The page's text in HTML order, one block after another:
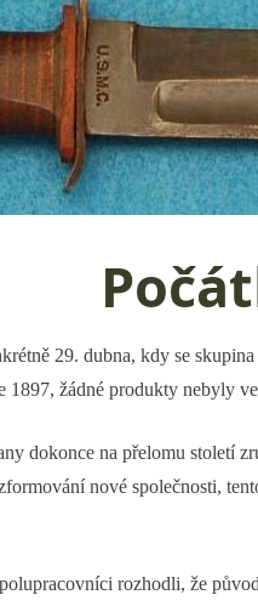
29. dubna, kdy se
žádné produkty nebyly
dokonce na přelomu
nové společnosti,
rozhodli, že